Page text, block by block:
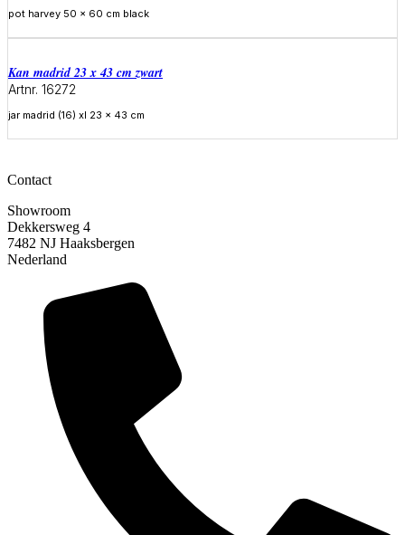
pot harvey 50 x 60 cm black
Meer informatie
Kan madrid 23 x 43 cm zwart
Artnr. 16272
jar madrid (16) xl 23 x 43 cm
Meer informatie
Contact
Showroom
Dekkersweg 4
7482 NJ Haaksbergen
Nederland